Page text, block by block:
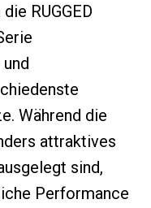
RUGGED
Während die
attraktives
sind,
Performance